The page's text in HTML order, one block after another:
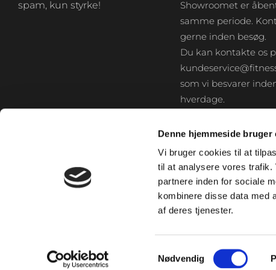
Denne hjemmeside bruger
Vi bruger cookies til at
til at analysere vores trafik.
partnere inden for sociale
kombinere disse data med
af deres tjenester.
Samtykkevalg
Nødvendig
spam, kun styrke!
Showroomet er
samme periode.
gerne inden besøg.
Du kan kontakte os
som vi besvarer
hverdage.